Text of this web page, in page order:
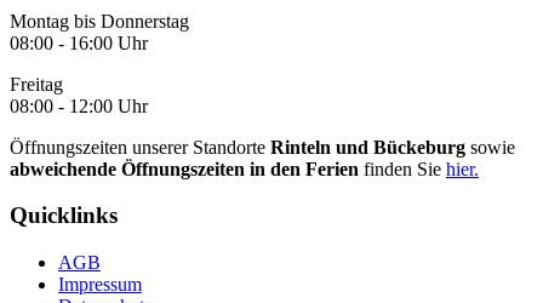
Montag bis Donnerstag
08:00 - 16:00 Uhr
Freitag
08:00 - 12:00 Uhr
Öffnungszeiten unserer Standorte Rinteln und Bückeburg sowie
abweichende Öffnungszeiten in den Ferien finden Sie hier.
Quicklinks
AGB
Impressum